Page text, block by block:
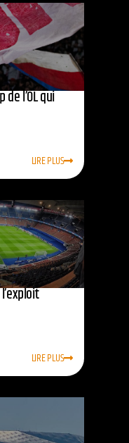
de l’OL qui
LIRE PLUS
LIRE PLUS